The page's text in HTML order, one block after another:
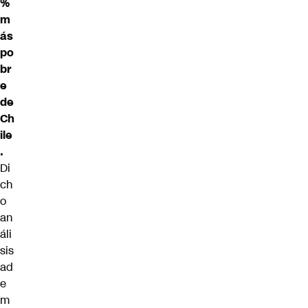
m
ás
po
br
e
de
Ch
ile
.
Di
ch
o
an
áli
sis
ad
e
m